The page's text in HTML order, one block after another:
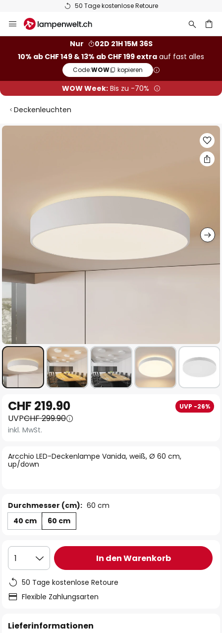
50 Tage kostenlose Retoure
Inhalt
Nur
02D 21H 15M 36S
10% ab CHF 149 & 13% ab CHF 199 extra auf fast alles
Code:WOW kopieren
WOW Week:Bis zu -70%
Deckenleuchten
Zum
Anfang
der
Bildgalerie
Arcchio LED-Deckenlampe Vanida, weiß, Ø 60 cm,
up/down
CHF 219.90 UVP -26%
UVPCHF 299.90
inkl. MwSt.
Durchmesser (cm): 60 cm
40 cm
60 cm
1 In den Warenkorb
50 Tage kostenlose Retoure
Flexible Zahlungsarten
Lieferinformationen